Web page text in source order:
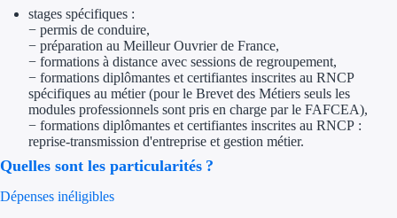
Aides Région
Aides Région
Régions de I à P
stages spécifiques :
− permis de conduire,
− préparation au Meilleur Ouvrier de France,
− formations à distance avec sessions de regroupement,
− formations diplômantes et certifiantes inscrites au RNCP
spécifiques au métier (pour le Brevet des Métiers seuls les
modules professionnels sont pris en charge par le FAFCEA),
− formations diplômantes et certifiantes inscrites au RNCP :
reprise-transmission d'entreprise et gestion métier.
Quelles sont les particularités ?
Dépenses inéligibles